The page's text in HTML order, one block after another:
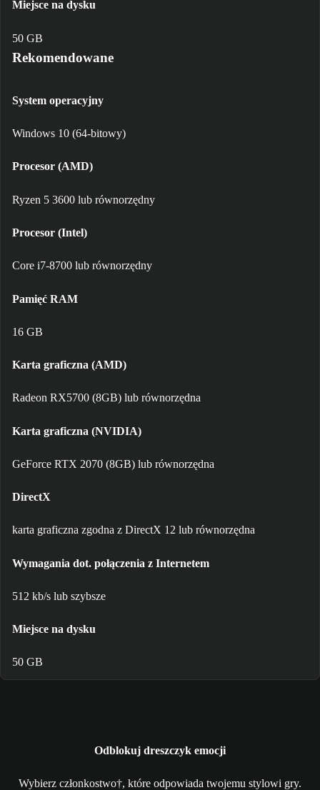
Miejsce na dysku
50 GB
Rekomendowane
System operacyjny
Windows 10 (64-bitowy)
Procesor (AMD)
Ryzen 5 3600 lub równorzędny
Procesor (Intel)
Core i7-8700 lub równorzędny
Pamięć RAM
16 GB
Karta graficzna (AMD)
Radeon RX5700 (8GB) lub równorzędna
Karta graficzna (NVIDIA)
GeForce RTX 2070 (8GB) lub równorzędna
DirectX
karta graficzna zgodna z DirectX 12 lub równorzędna
Wymagania dot. połączenia z Internetem
512 kb/s lub szybsze
Miejsce na dysku
50 GB
Odblokuj dreszczyk emocji
Wybierz członkostwo†, które odpowiada twojemu stylowi gry.